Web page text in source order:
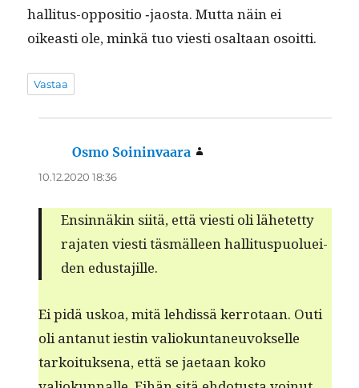
hal­li­tus-oppo­si­tio ‑jaos­ta. Mut­ta näin ei
oikeasti ole, minkä tuo viesti osaltaan osoitti.
Vastaa
Osmo Soininvaara
10.12.2020 18:36
Ensin­näkin siitä, että viesti oli lähetet­ty
rajat­en viesti täs­mälleen hal­li­tus­puoluei­
den edustajille.
Ei pidä uskoa, mitä lehdis­sä ker­ro­taan. Outi
oli antanut iestin valiokun­ta­neu­vok­selle
tarkoituk­se­na, että se jae­taan koko